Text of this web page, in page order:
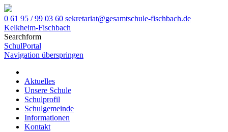
0 61 95 / 99 03 60 sekretariat@gesamtschule-fischbach.de
Kelkheim-Fischbach
Searchform
SchulPortal
Navigation überspringen
Aktuelles
Unsere Schule
Schulprofil
Schulgemeinde
Informationen
Kontakt